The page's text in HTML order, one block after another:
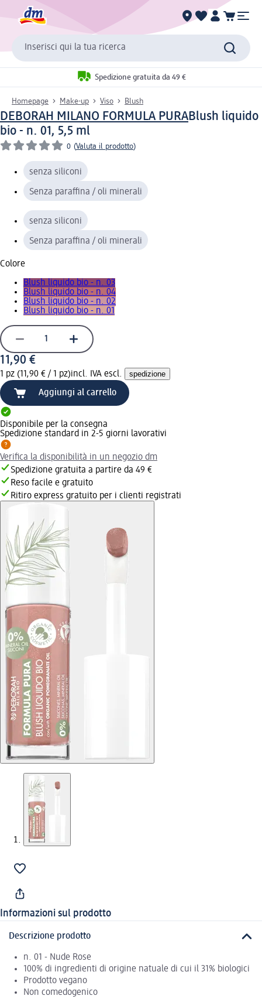
Inserisci qui la tua ricerca
Spedizione gratuita da 49 €
Homepage Make-up Viso Blush
DEBORAH MILANO FORMULA PURABlush liquido
bio - n. 01, 5,5 ml
0 (Valuta il prodotto)
senza siliconi
Senza paraffina / oli minerali
senza siliconi
Senza paraffina / oli minerali
Colore
Blush liquido bio - n. 03
Blush liquido bio - n. 04
Blush liquido bio - n. 02
Blush liquido bio - n. 01
11,90 €
1 pz (11,90 € / 1 pz)incl. IVA escl. spedizione
Aggiungi al carrello
Disponibile per la consegna
Spedizione standard in 2-5 giorni lavorativi
Verifica la disponibilità in un negozio dm
Spedizione gratuita a partire da 49 €
Reso facile e gratuito
Ritiro express gratuito per i clienti registrati
Informazioni sul prodotto
Descrizione prodotto
n. 01 - Nude Rose
100% di ingredienti di origine natuale di cui il 31% biologici
Prodotto vegano
Non comedogenico